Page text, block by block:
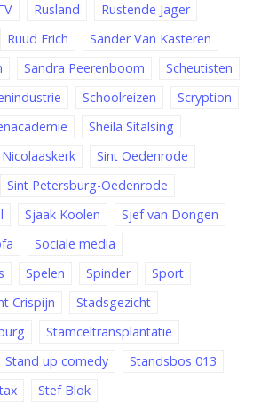
Rusland
Rustende Jager
Ruud Erich
Sander Van Kasteren
Sandra Peerenboom
Scheutisten
Schoolreizen
Scryption
Sheila Sitalsing
Sint Oedenrode
Sint Petersburg-Oedenrode
Sjaak Koolen
Sjef van Dongen
Sociale media
Spelen Spinder
Sport
Crispijn
Stadsgezicht
Stamceltransplantatie
Stand up comedy
Standsbos 013
Stef Blok